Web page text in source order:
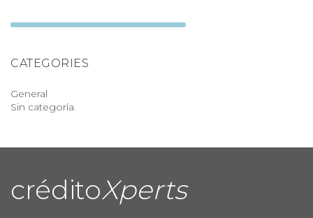
CATEGORIES
General
Sin categoría
créditoXperts